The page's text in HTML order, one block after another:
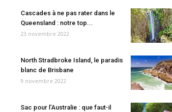
Cascades à ne pas rater dans le
Queensland : notre top...
23 novembre 2022
North Stradbroke Island, le paradis
blanc de Brisbane
9 novembre 2022
Sac pour l’Australie : que faut-il